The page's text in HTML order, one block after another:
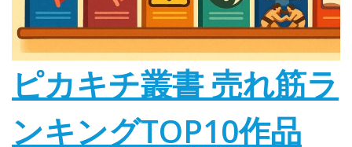
ピカキチ叢書 売れ筋ラ
ンキングTOP10作品